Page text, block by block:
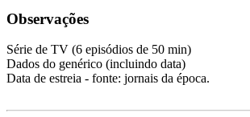
Observações
Série de TV (6 episódios de 50 min)
Dados do genérico (incluindo data)
Data de estreia - fonte: jornais da época.